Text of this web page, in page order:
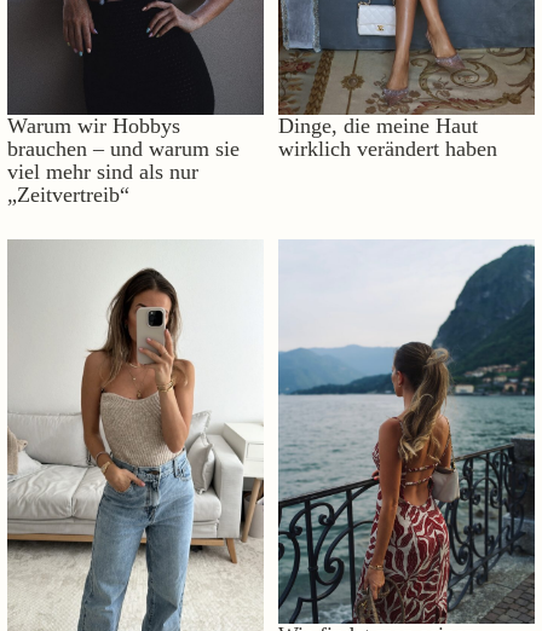
Warum wir Hobbys
brauchen – und warum sie
viel mehr sind als nur
„Zeitvertreib“
Dinge, die meine Haut
wirklich verändert haben